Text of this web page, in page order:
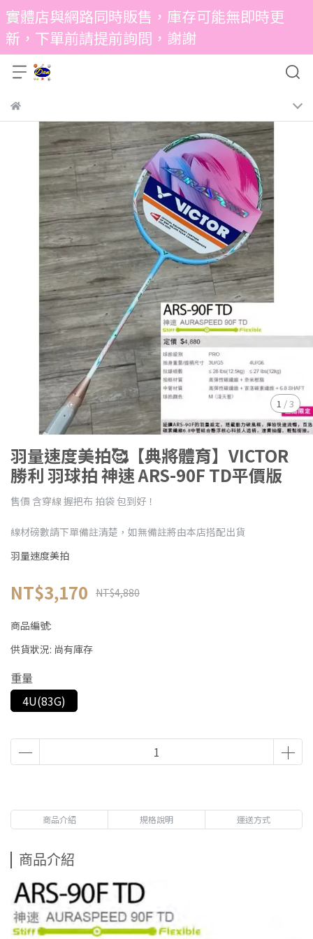
實體店與網路同時販售，庫存可能無即時更
新，下單前請提前詢問，謝謝
1 /3
羽量速度美拍🥰【典將體育】VICTOR
勝利 羽球拍 神速 ARS-90F TD平價版
售價 含穿線 握把布 拍袋 包到好！
線材磅數請下單備註清楚，如無備註將由本店搭配出貨
羽量速度美拍
NT$3,170 NT$4,880
商品編號:
供貨狀況: 尚有庫存
重量
4U(83G)
商品介紹 規格說明 運送方式
商品介紹